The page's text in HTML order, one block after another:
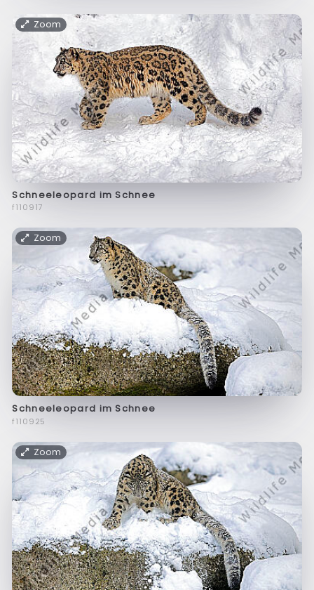
Zoom
Schneeleopard im Schnee
f110917
Zoom
Schneeleopard im Schnee
f110925
Zoom